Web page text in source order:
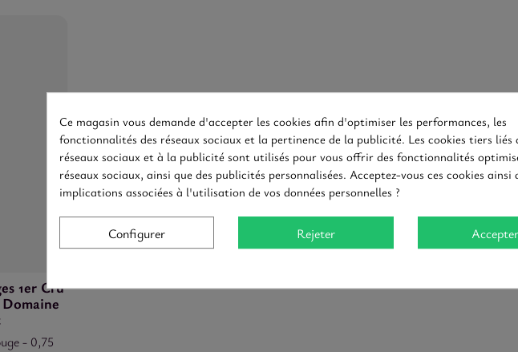
1er Cru
- 0,75
Ce magasin vous demande d'accepter les cookies afin d'optimiser les performances, les
fonctionnalités des réseaux sociaux et la pertinence de la publicité. Les cookies tiers liés
réseaux sociaux et à la publicité sont utilisés pour vous offrir des fonctionnalités
réseaux sociaux, ainsi que des publicités personnalisées. Acceptez-vous ces cookies ainsi
implications associées à l'utilisation de vos données personnelles ?
Configurer Rejeter Accepter